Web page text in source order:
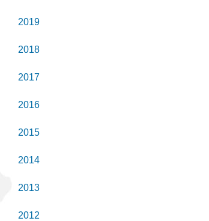
2019
2018
2017
2016
2015
2014
2013
2012